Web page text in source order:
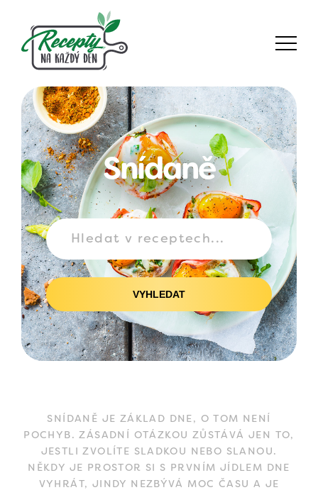
Snídaně
VYHLEDAT
SNÍDANĚ JE ZÁKLAD DNE, O TOM NENÍ
POCHYB. ZÁSADNÍ OTÁZKOU ZŮSTÁVÁ JEN TO,
JESTLI ZVOLÍTE SLADKOU NEBO SLANOU.
NĚKDY JE PROSTOR SI S PRVNÍM JÍDLEM DNE
VYHRÁT, JINDY NEZBÝVÁ MOC ČASU A JE